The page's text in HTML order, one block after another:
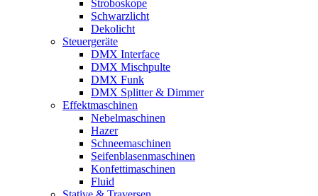
Stroboskope
Schwarzlicht
Dekolicht
Steuergeräte
DMX Interface
DMX Mischpulte
DMX Funk
DMX Splitter & Dimmer
Effektmaschinen
Nebelmaschinen
Hazer
Schneemaschinen
Seifenblasenmaschinen
Konfettimaschinen
Fluid